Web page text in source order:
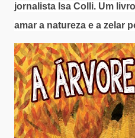
jornalista Isa Colli. Um
amar a natureza e a zelar